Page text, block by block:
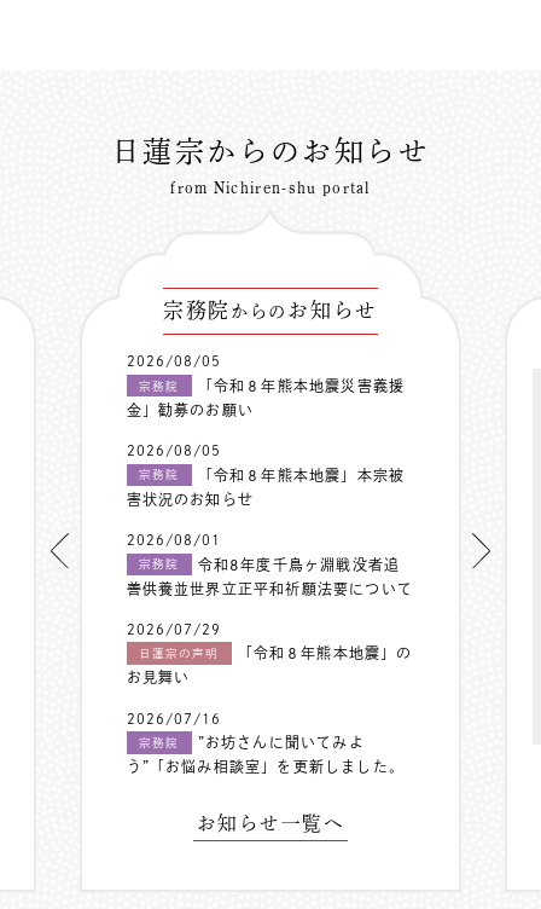
日蓮宗からのお知らせ
from Nichiren-shu portal
宗務院 からの お知らせ
2026/08/05
宗務院
「令和８年熊本地震災害義援
金」勧募のお願い
2026/08/05
宗務院
「令和８年熊本地震」本宗被
害状況のお知らせ
2026/08/01
宗務院
令和8年度千鳥ヶ淵戦没者追
善供養並世界立正平和祈願法要について
2026/07/29
日蓮宗の声明
「令和８年熊本地震」の
お見舞い
2026/07/16
宗務院
”お坊さんに聞いてみよ
う”「お悩み相談室」を更新しました。
お知らせ一覧へ